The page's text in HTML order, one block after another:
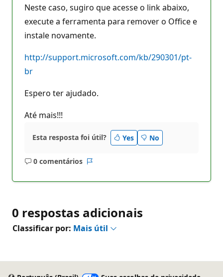
Neste caso, sugiro que acesse o link abaixo,
execute a ferramenta para remover o Office e
instale novamente.
http://support.microsoft.com/kb/290301/pt-
br
Espero ter ajudado.
Até mais!!!
Esta resposta foi útil? Yes No
0 comentários
Sem
0 respostas adicionais
Classificar por: Mais útil